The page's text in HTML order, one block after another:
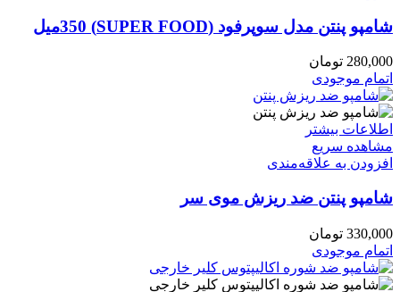
شامپو پنتن مدل سوپرفود (SUPER FOOD) 350میل
280,000 تومان
اتمام موجودی
اطلاعات بیشتر
مشاهده سریع
افزودن به علاقه‌مندی
شامپو پنتن ضد ریزش موی سر
330,000 تومان
اتمام موجودی